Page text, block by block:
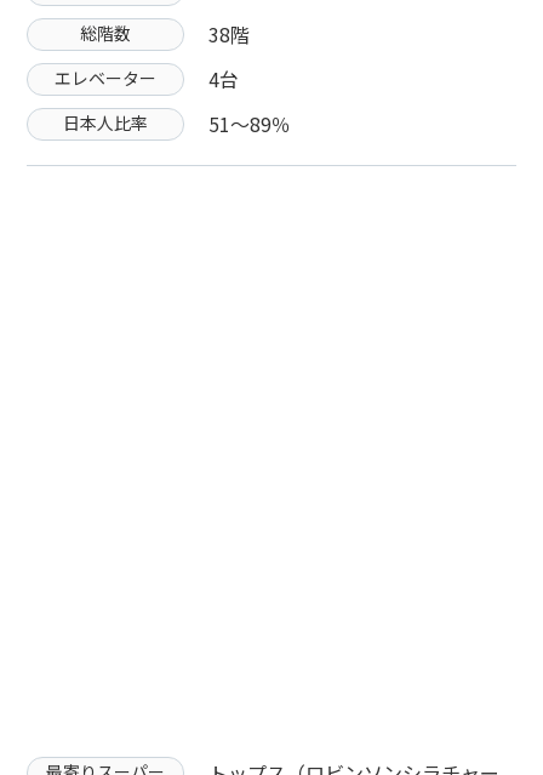
総階数 38階
エレベーター 4台
日本人比率 51〜89％